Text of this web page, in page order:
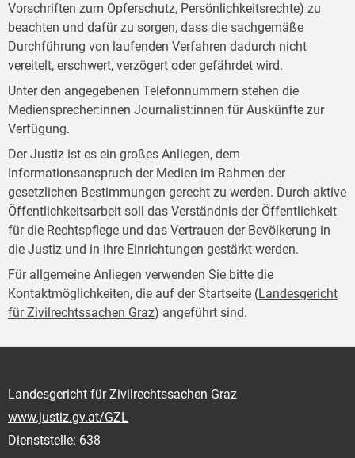
Vorschriften zum Opferschutz, Persönlichkeitsrechte) zu
beachten und dafür zu sorgen, dass die sachgemäße
Durchführung von laufenden Verfahren dadurch nicht
vereitelt, erschwert, verzögert oder gefährdet wird.
Unter den angegebenen Telefonnummern stehen die
Mediensprecher:innen Journalist:innen für Auskünfte zur
Verfügung.
Der Justiz ist es ein großes Anliegen, dem
Informationsanspruch der Medien im Rahmen der
gesetzlichen Bestimmungen gerecht zu werden. Durch aktive
Öffentlichkeitsarbeit soll das Verständnis der Öffentlichkeit
für die Rechtspflege und das Vertrauen der Bevölkerung in
die Justiz und in ihre Einrichtungen gestärkt werden.
Für allgemeine Anliegen verwenden Sie bitte die
Kontaktmöglichkeiten, die auf der Startseite (Landesgericht
für Zivilrechtssachen Graz) angeführt sind.
Landesgericht für Zivilrechtssachen Graz
www.justiz.gv.at/GZL
Dienststelle: 638